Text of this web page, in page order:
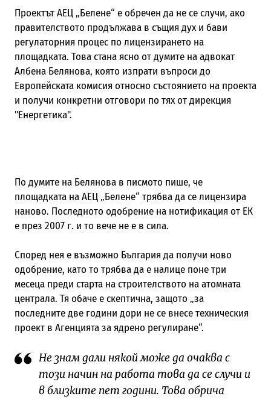
Проектът АЕЦ „Белене“ е обречен да не се случи, ако
правителството продължава в същия дух и бави
регулаторния процес по лицензирането на
площадката. Това стана ясно от думите на адвокат
Албена Белянова, която изпрати въпроси до
Европейската комисия относно състоянието на проекта
и получи конкретни отговори по тях от дирекция
"Енергетика".
По думите на Белянова в писмото пише, че
площадката на АЕЦ „Белене“ трябва да се лицензира
наново. Последното одобрение на нотификация от ЕК
е през 2007 г. и то вече не е в сила.
Според нея е възможно България да получи ново
одобрение, като то трябва да е налице поне три
месеца преди старта на строителството на атомната
централа. Тя обаче е скептична, защото „за
последните две години дори не се внесе техническия
проект в Агенцията за ядрено регулиране“.
Не знам дали някой може да очаква с
този начин на работа това да се случи и
в близките пет години. Това обрича